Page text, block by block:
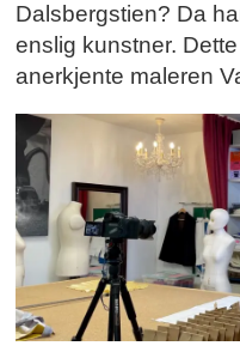
Dalsbergstien? Da
enslig kunstner.
anerkjente maleren